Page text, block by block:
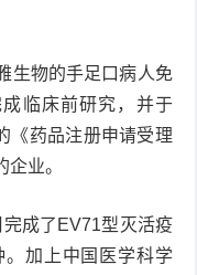
生物的手足口病人免
临床前研究，并于
《药品注册申请受理
业。
成了EV71型灭活疫
加上中国医学科学